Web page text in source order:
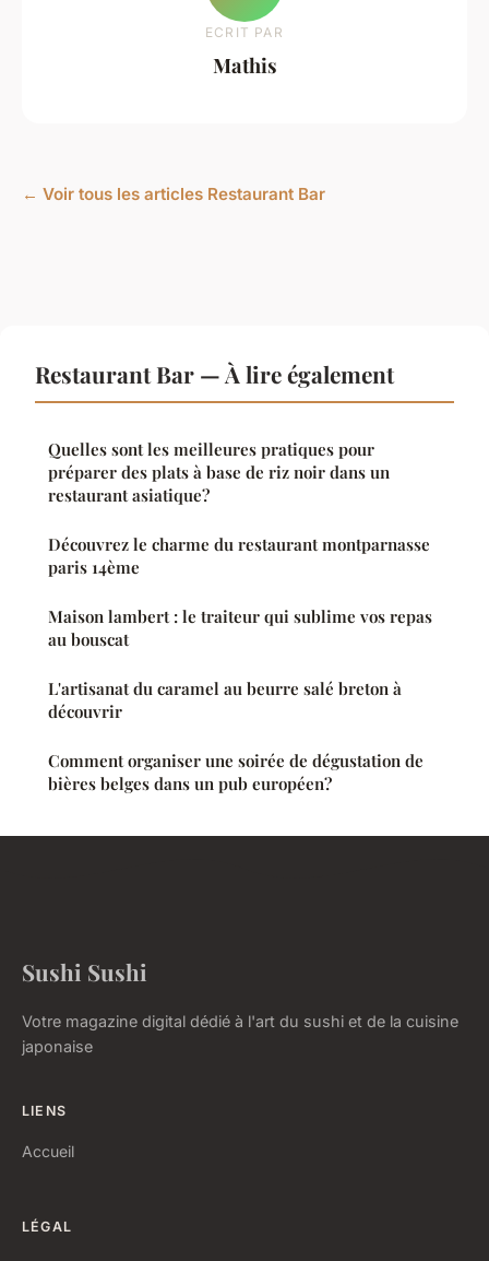
ECRIT PAR
Mathis
← Voir tous les articles Restaurant Bar
Restaurant Bar — À lire également
Quelles sont les meilleures pratiques pour
préparer des plats à base de riz noir dans un
restaurant asiatique?
Découvrez le charme du restaurant montparnasse
paris 14ème
Maison lambert : le traiteur qui sublime vos repas
au bouscat
L'artisanat du caramel au beurre salé breton à
découvrir
Comment organiser une soirée de dégustation de
bières belges dans un pub européen?
Sushi Sushi
Votre magazine digital dédié à l'art du sushi et de la cuisine
japonaise
LIENS
Accueil
LÉGAL